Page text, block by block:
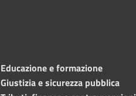
Educazione e formazione
Giustizia e sicurezza pubblica